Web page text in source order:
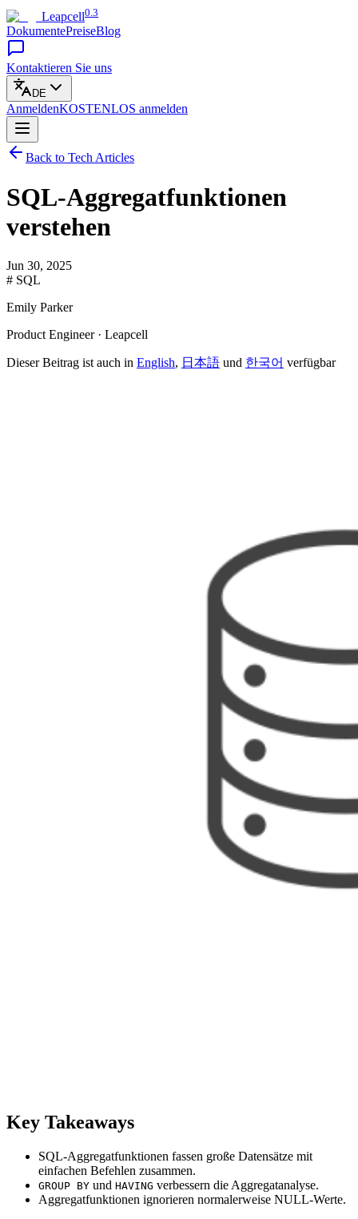
Leapcell0.3
DokumentePreiseBlog
Kontaktieren Sie uns
DE
AnmeldenKOSTENLOS anmelden
Back to Tech Articles
SQL-Aggregatfunktionen
verstehen
Jun 30, 2025
# SQL
Emily Parker
Product Engineer · Leapcell
Dieser Beitrag ist auch in English, 日本語 und 한국어 verfügbar
Key Takeaways
SQL-Aggregatfunktionen fassen große Datensätze mit
einfachen Befehlen zusammen.
GROUP BY und HAVING verbessern die Aggregatanalyse.
Aggregatfunktionen ignorieren normalerweise NULL-Werte.